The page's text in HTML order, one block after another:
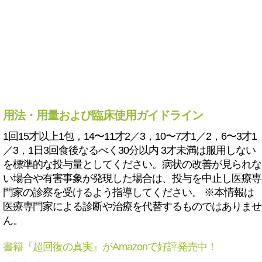
用法・用量および臨床使用ガイドライン
1回15才以上1包，14〜11才2／3，10〜7才1／2，6〜3才1
／3，1日3回食後なるべく30分以内 3才未満は服用しない
を標準的な投与量としてください。病状の改善が見られな
い場合や有害事象が発現した場合は、投与を中止し医療専
門家の診察を受けるよう指導してください。 ※本情報は
医療専門家による診断や治療を代替するものではありませ
ん。
書籍『超回復の真実』がAmazonで好評発売中！